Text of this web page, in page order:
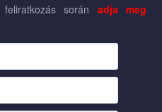
során
adja meg